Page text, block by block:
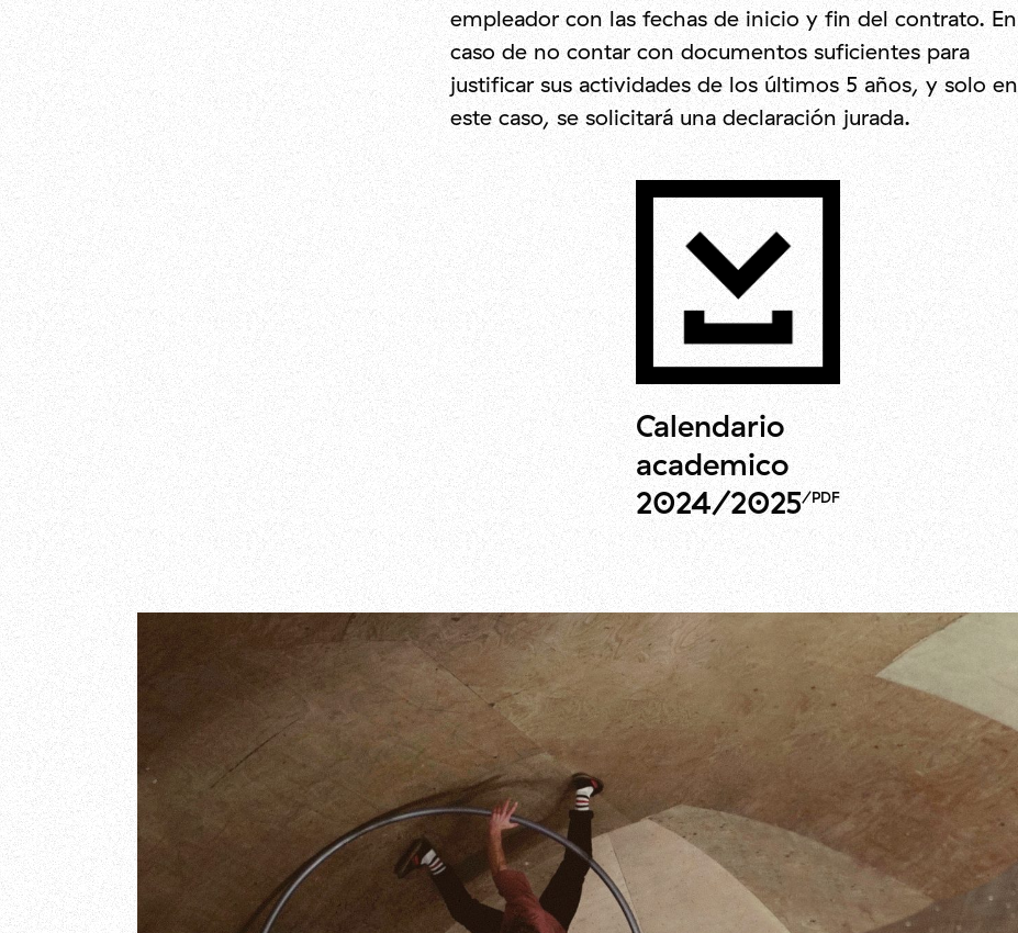
empleador con las fechas de inicio y fin del contrato. En
caso de no contar con documentos suficientes para
justificar sus actividades de los últimos 5 años, y solo en
este caso, se solicitará una declaración jurada.
DESCARGAR
Calendario
academico
2024/2025/PDF